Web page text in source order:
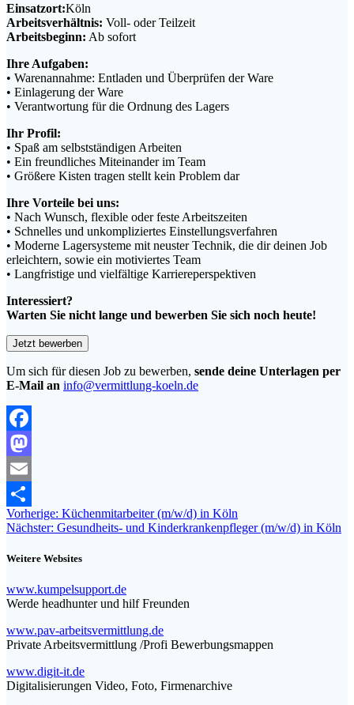
Einsatzort:Köln
Arbeitsverhältnis: Voll- oder Teilzeit
Arbeitsbeginn: Ab sofort
Ihre Aufgaben:
• Warenannahme: Entladen und Überprüfen der Ware
• Einlagerung der Ware
• Verantwortung für die Ordnung des Lagers
Ihr Profil:
• Spaß am selbstständigen Arbeiten
• Ein freundliches Miteinander im Team
• Größere Kisten tragen stellt kein Problem dar
Ihre Vorteile bei uns:
• Nach Wunsch, flexible oder feste Arbeitszeiten
• Schnelles und unkompliziertes Einstellungsverfahren
• Moderne Lagersysteme mit neuster Technik, die dir deinen Job
erleichtern, sowie ein motiviertes Team
• Langfristige und vielfältige Karriereperspektiven
Interessiert?
Warten Sie nicht lange und bewerben Sie sich noch heute!
Um sich für diesen Job zu bewerben, sende deine Unterlagen per
E-Mail an info@vermittlung-koeln.de
Facebook
Mastodon
Email
Teilen
Beitragsnavigation
Vorherige: Vorheriger
Beitrag:
Küchenmitarbeiter (m/w/d) in Köln
Nächster: Nächster
Gesundheits- und Kinderkrankenpfleger (m/w/d) in Köln
Weitere Websites
www.kumpelsupport.de
Werde headhunter und hilf Freunden
www.pav-arbeitsvermittlung.de
Private Arbeitsvermittlung /Profi Bewerbungsmappen
www.digit-it.de
Digitalisierungen Video, Foto, Firmenarchive